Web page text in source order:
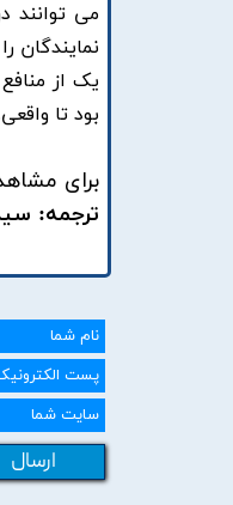
می توانند
نمایندگان
یک از
بود تا
برای
ترجمه:
ارسال